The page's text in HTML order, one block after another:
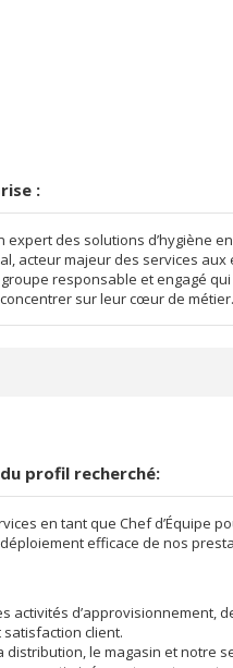
:
expert des solutions d’hygiène
acteur majeur des services
responsable et engagé
sur leur cœur de métier.
profil recherché:
en tant que Chef d’Équipe
efficace de nos
activités d’approvisionnement,
client.
distribution, le magasin et notre